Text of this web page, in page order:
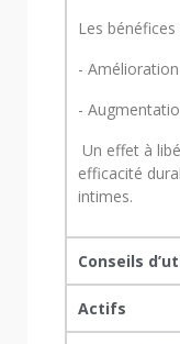
Les
-
-
Un effet à
efficacité
intimes.
Conseils
Actifs